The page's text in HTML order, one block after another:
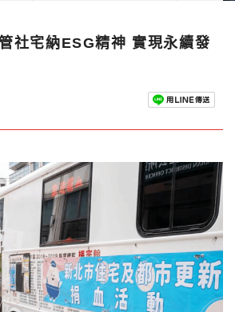
社宅納ESG精神 實現永續發